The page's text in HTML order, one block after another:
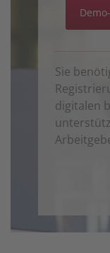
Sie
digitalen